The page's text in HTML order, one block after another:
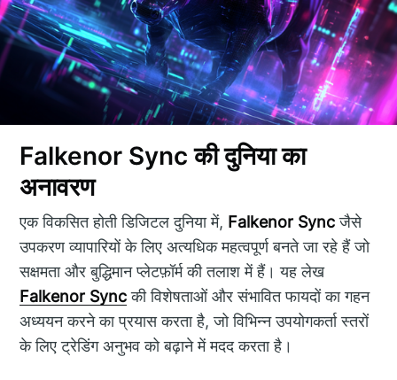
Falkenor Sync की दुनिया का
अनावरण
एक विकसित होती डिजिटल दुनिया में, Falkenor Syncजैसे
उपकरण व्यापारियों के लिए अत्यधिक महत्वपूर्ण बनते जा रहे हैं जो
सक्षमता और बुद्धिमान प्लेटफ़ॉर्म की तलाश में हैं। यह लेख
Falkenor Syncकी विशेषताओं और संभावित फायदों का गहन
अध्ययन करने का प्रयास करता है, जो विभिन्न उपयोगकर्ता स्तरों
के लिए ट्रेडिंग अनुभव को बढ़ाने में मदद करता है।